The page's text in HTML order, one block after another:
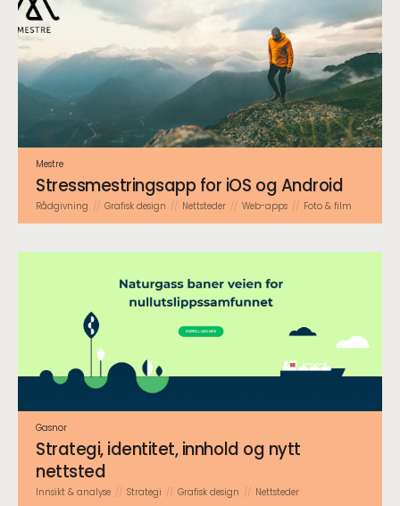
Mestre
Stressmestringsapp for iOS og Android
Rådgivning Grafisk design Nettsteder Web-apps Foto & film
Gasnor
Strategi, identitet, innhold og nytt
nettsted
Innsikt & analyse Strategi Grafisk design Nettsteder